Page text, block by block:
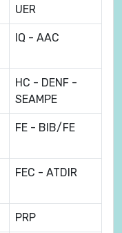
UER
IQ - AAC
HC - DENF -
SEAMPE
FE - BIB/FE
FEC - ATDIR
PRP